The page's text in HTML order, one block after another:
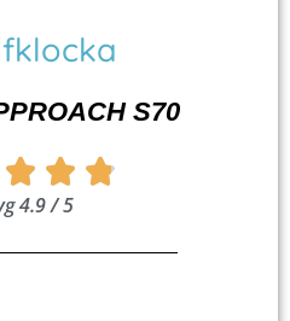
S70
  Betygsatt
av
4.9 / 5